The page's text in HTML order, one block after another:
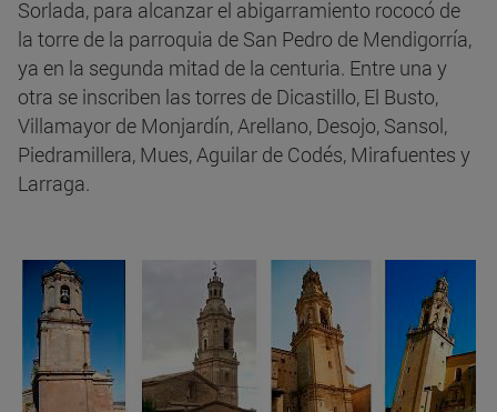
Sorlada, para alcanzar el abigarramiento rococó de
la torre de la parroquia de San Pedro de Mendigorría,
ya en la segunda mitad de la centuria. Entre una y
otra se inscriben las torres de Dicastillo, El Busto,
Villamayor de Monjardín, Arellano, Desojo, Sansol,
Piedramillera, Mues, Aguilar de Codés, Mirafuentes y
Larraga.